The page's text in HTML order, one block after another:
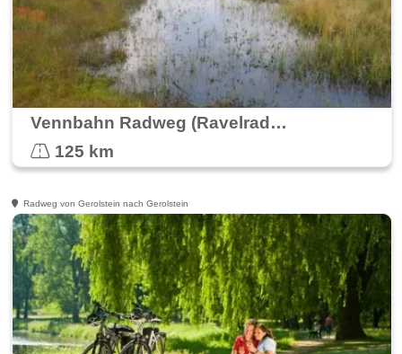
Vennbahn Radweg (Ravelradweg) Premiumradweg
125 km
Radweg von Gerolstein nach Gerolstein